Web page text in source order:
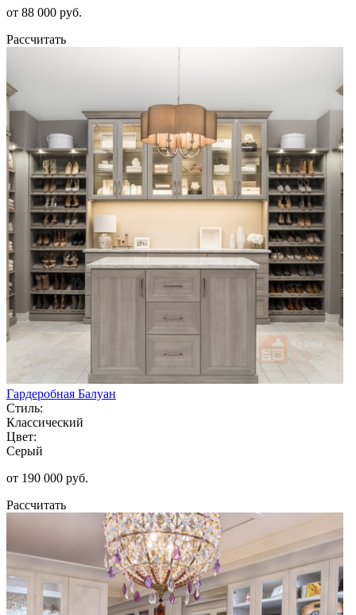
от 88 000 руб.
Рассчитать
Гардеробная Балуан
Стиль:
Классический
Цвет:
Серый
от 190 000 руб.
Рассчитать